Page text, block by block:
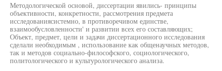
Методологической основой, диссертации явились- принципы
объективности, конкретности, рассмотрения предмета
исследованиясистемно, в противоречивом единстве,
взаимообусловленности' и развитии всех его составляющих;
Объект, предмет, цели и задачи диссертационного исследования
сделали необходимым , использование как общенаучных методов,
так и методов социально-философского, социологического,
политологического и культурологического анализа.